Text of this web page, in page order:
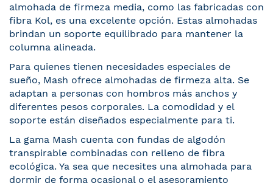
almohada de firmeza media, como las fabricadas con
fibra Kol, es una excelente opción. Estas almohadas
brindan un soporte equilibrado para mantener la
columna alineada.
Para quienes tienen necesidades especiales de
sueño, Mash ofrece almohadas de firmeza alta. Se
adaptan a personas con hombros más anchos y
diferentes pesos corporales. La comodidad y el
soporte están diseñados especialmente para ti.
La gama Mash cuenta con fundas de algodón
transpirable combinadas con relleno de fibra
ecológica. Ya sea que necesites una almohada para
dormir de forma ocasional o el asesoramiento